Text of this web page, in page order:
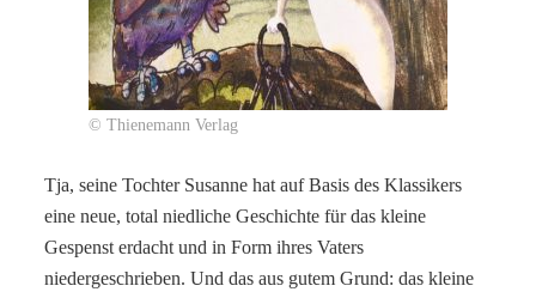
© Thienemann Verlag
Tja, seine Tochter Susanne hat auf Basis des Klassikers
eine neue, total niedliche Geschichte für das kleine
Gespenst erdacht und in Form ihres Vaters
niedergeschrieben. Und das aus gutem Grund: das kleine